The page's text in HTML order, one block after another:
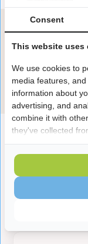
Heb
Onze
Laatst
Consent
This website uses
We use cookies to
media features,
information about
advertising, and
combine it with
they've collected